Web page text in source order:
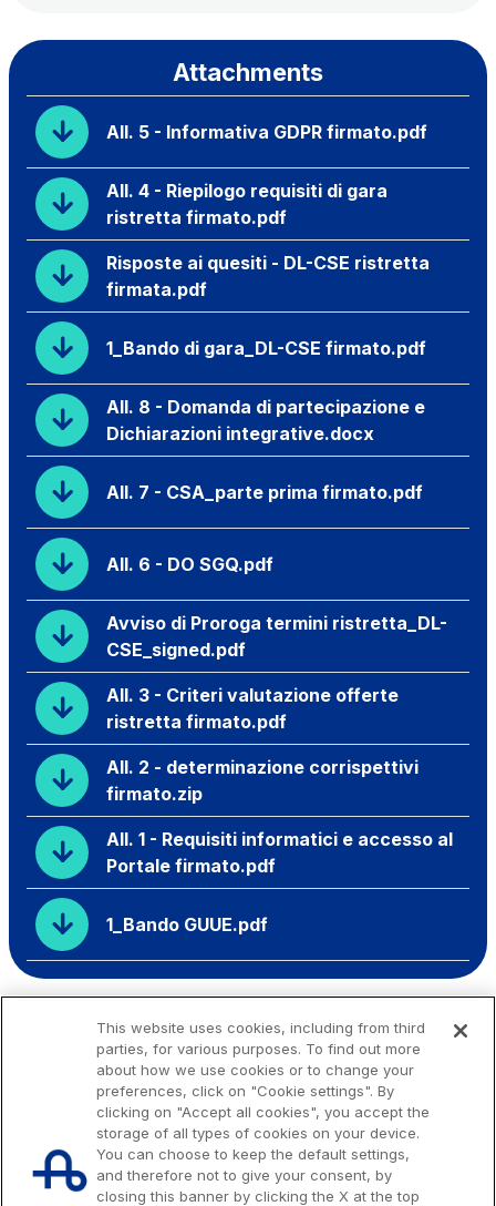
Attachments
All. 5 - Informativa GDPR firmato.pdf
All. 4 - Riepilogo requisiti di gara
ristretta firmato.pdf
Risposte ai quesiti - DL-CSE ristretta
firmata.pdf
1_Bando di gara_DL-CSE firmato.pdf
All. 8 - Domanda di partecipazione e
Dichiarazioni integrative.docx
All. 7 - CSA_parte prima firmato.pdf
All. 6 - DO SGQ.pdf
Avviso di Proroga termini ristretta_DL-
CSE_signed.pdf
All. 3 - Criteri valutazione offerte
ristretta firmato.pdf
All. 2 - determinazione corrispettivi
firmato.zip
All. 1 - Requisiti informatici e accesso al
Portale firmato.pdf
1_Bando GUUE.pdf
This website uses cookies, including from third
parties, for various purposes. To find out more
about how we use cookies or to change your
preferences, click on "Cookie settings". By
clicking on "Accept all cookies", you accept the
storage of all types of cookies on your device.
You can choose to keep the default settings,
and therefore not to give your consent, by
closing this banner by clicking the X at the top